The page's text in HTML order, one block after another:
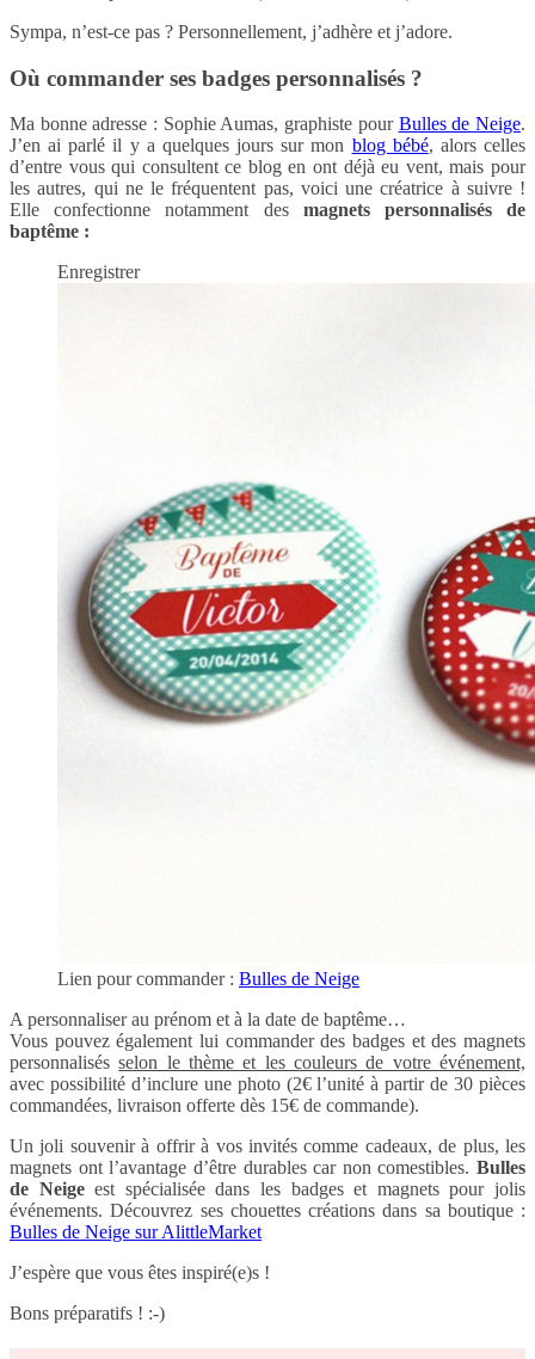
Sympa, n’est-ce pas ? Personnellement, j’adhère et j’adore.
Où commander ses badges personnalisés ?
Ma bonne adresse : Sophie Aumas, graphiste pour Bulles de Neige.
J’en ai parlé il y a quelques jours sur mon blog bébé, alors celles
d’entre vous qui consultent ce blog en ont déjà eu vent, mais pour
les autres, qui ne le fréquentent pas, voici une créatrice à suivre !
Elle confectionne notamment desmagnets personnalisés de
baptême :
Enregistrer
Lien pour commander : Bulles de Neige
A personnaliser au prénom et à la date de baptême…
Vous pouvez également lui commander des badges et des magnets
personnalisésselon le thème et les couleurs de votre événement,
avec possibilité d’inclure une photo (2€ l’unité à partir de 30 pièces
commandées, livraison offerte dès 15€ de commande).
Un joli souvenir à offrir à vos invités comme cadeaux, de plus, les
magnets ont l’avantage d’être durables car non comestibles. Bulles
de Neigeest spécialisée dans les badges et magnets pour jolis
événements. Découvrez ses chouettes créations dans sa boutique :
Bulles de Neige sur AlittleMarket
J’espère que vous êtes inspiré(e)s !
Bons préparatifs ! :-)